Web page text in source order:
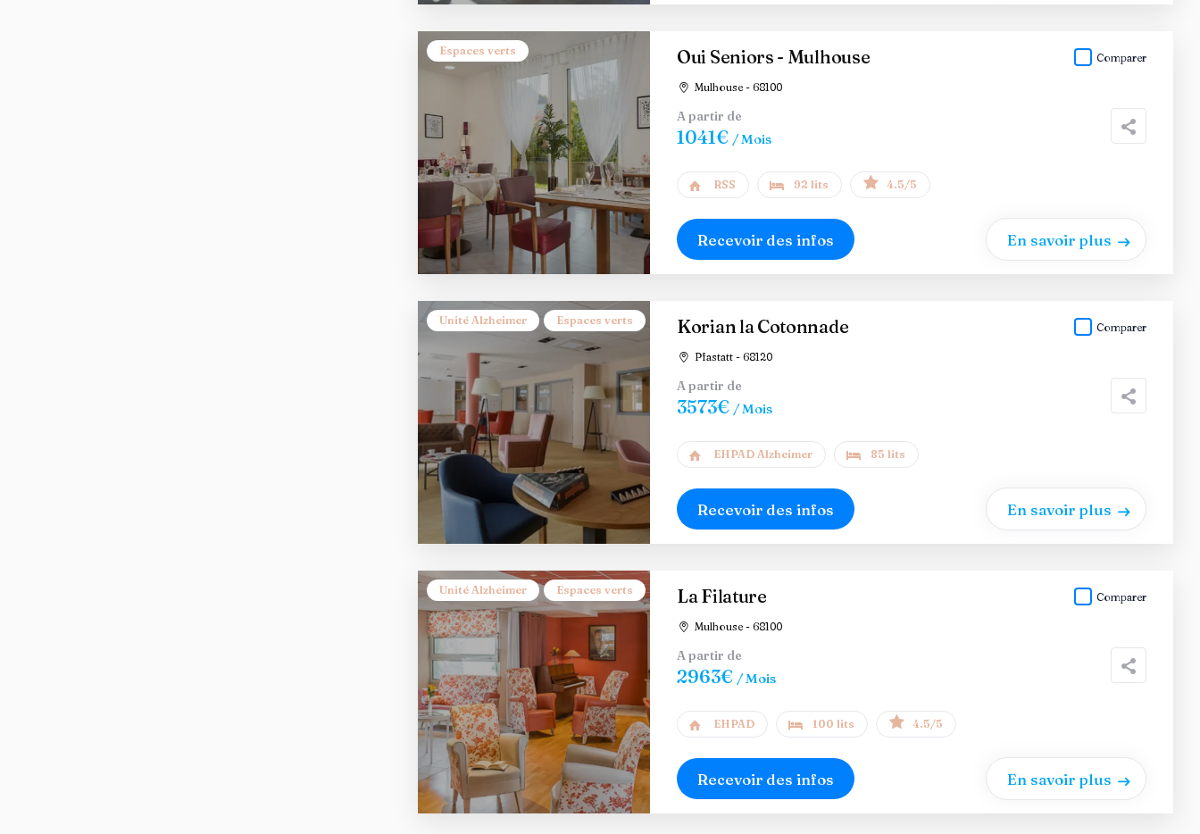
Espaces verts Oui Seniors - Mulhouse
Mulhouse - 68100
Comparer
A partir de
1041€ / Mois
RSS 92 lits 4.5/5
Recevoir des infos En savoir plus
Unité Alzheimer Espaces verts Korian la Cotonnade
Pfastatt - 68120
Comparer
A partir de
3573€ / Mois
EHPAD Alzheimer 85 lits
Recevoir des infos En savoir plus
Unité Alzheimer Espaces verts La Filature
Mulhouse - 68100
Comparer
A partir de
2963€ / Mois
EHPAD 100 lits 4.5/5
Recevoir des infos En savoir plus